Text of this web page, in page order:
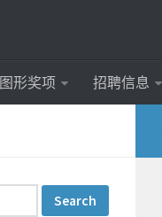
图形奖项 招聘信息